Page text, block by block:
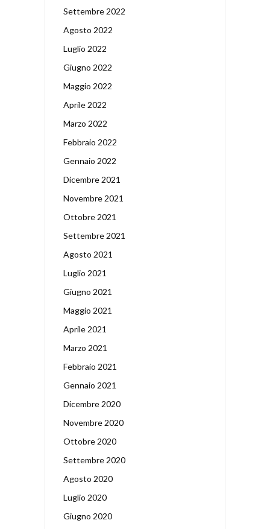
Settembre 2022
Agosto 2022
Luglio 2022
Giugno 2022
Maggio 2022
Aprile 2022
Marzo 2022
Febbraio 2022
Gennaio 2022
Dicembre 2021
Novembre 2021
Ottobre 2021
Settembre 2021
Agosto 2021
Luglio 2021
Giugno 2021
Maggio 2021
Aprile 2021
Marzo 2021
Febbraio 2021
Gennaio 2021
Dicembre 2020
Novembre 2020
Ottobre 2020
Settembre 2020
Agosto 2020
Luglio 2020
Giugno 2020